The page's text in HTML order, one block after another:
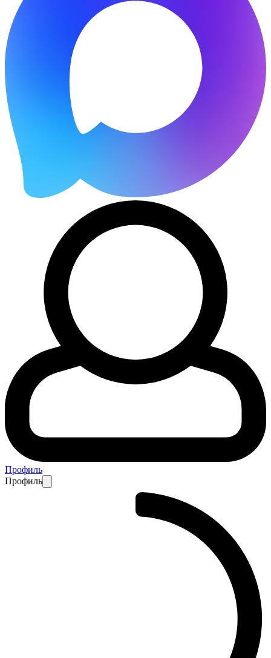
Профиль
Профиль